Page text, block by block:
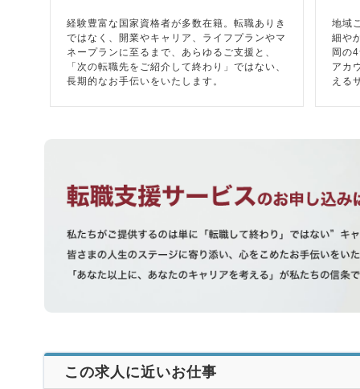
経験豊富な国家資格者が多数在籍。転職ありき
ではなく、開業やキャリア、ライフプランやマ
ネープランに至るまで、あらゆるご支援と、
「次の転職先をご紹介して終わり」ではない、
長期的なお手伝いをいたします。
地域
細や
岡の
アカ
える
この求人に近いお仕事